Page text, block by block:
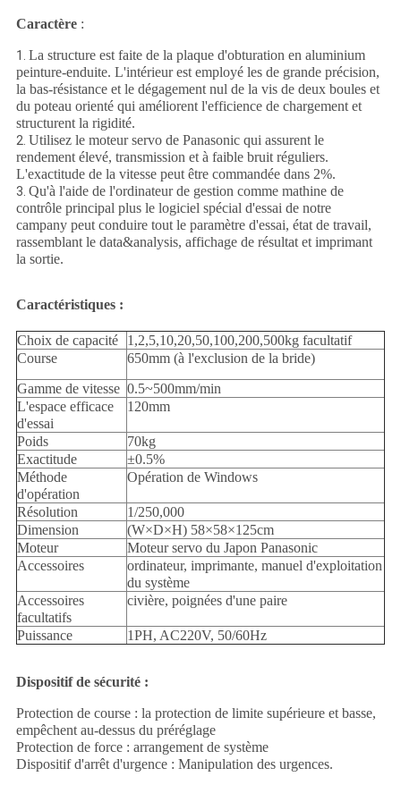
Caractère:
1. La structure est faite de la plaque d'obturation en aluminium
peinture-enduite. L'intérieur est employé les de grande précision,
la bas-résistance et le dégagement nul de la vis de deux boules et
du poteau orienté qui améliorent l'efficience de chargement et
structurent la rigidité.
2. Utilisez le moteur servo de Panasonic qui assurent le
rendement élevé, transmission et à faible bruit réguliers.
L'exactitude de la vitesse peut être commandée dans 2%.
3. Qu'à l'aide de l'ordinateur de gestion comme mathine de
contrôle principal plus le logiciel spécial d'essai de notre
campany peut conduire tout le paramètre d'essai, état de travail,
rassemblant le data&analysis, affichage de résultat et imprimant
la sortie.
Caractéristiques :
Choix de capacité
1,2,5,10,20,50,100,200,500kg facultatif
Course
650mm (à l'exclusion de la bride)
Gamme de vitesse 0.5~500mm/min
L'espace efficace
d'essai
120mm
Poids
70kg
Exactitude
±0.5%
Méthode
d'opération
Opération de Windows
Résolution
1/250,000
Dimension
(W×D×H) 58×58×125cm
Moteur
Moteur servo du Japon Panasonic
Accessoires
ordinateur, imprimante, manuel d'exploitation
du système
Accessoires
facultatifs
civière, poignées d'une paire
Puissance 1PH, AC220V, 50/60Hz
Dispositif de sécurité :
Protection de course : la protection de limite supérieure et basse,
empêchent au-dessus du préréglage
Protection de force : arrangement de système
Dispositif d'arrêt d'urgence : Manipulation des urgences.